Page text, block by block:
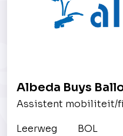
Albeda Buys
Assistent mobiliteit/
Leerweg
BOL